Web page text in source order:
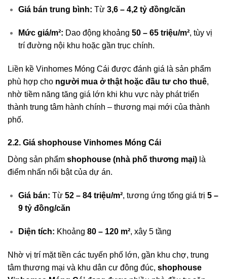
Giá bán trung bình: Từ 3,6 – 4,2 tỷ đồng/căn
Mức giá/m²: Dao động khoảng 50 – 65 triệu/m², tùy vị
trí đường nội khu hoặc gần trục chính.
Liền kề Vinhomes Móng Cái được đánh giá là sản phẩm
phù hợp cho người mua ở thật hoặc đầu tư cho thuê,
nhờ tiềm năng tăng giá lớn khi khu vực này phát triển
thành trung tâm hành chính – thương mại mới của thành
phố.
2.2. Giá shophouse Vinhomes Móng Cái
Dòng sản phẩm shophouse (nhà phố thương mại) là
điểm nhấn nổi bật của dự án.
Giá bán: Từ 52 – 84 triệu/m², tương ứng tổng giá trị 5 –
9 tỷ đồng/căn
Diện tích: Khoảng 80 – 120 m², xây 5 tầng
Nhờ vị trí mặt tiền các tuyến phố lớn, gần khu chợ, trung
tâm thương mại và khu dân cư đông đúc, shophouse